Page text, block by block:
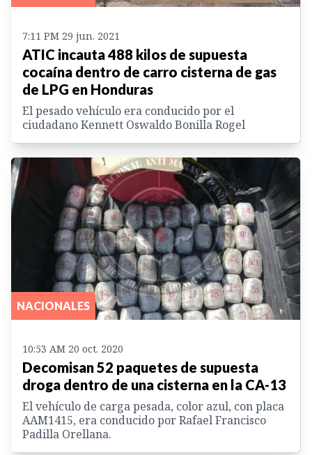
7:11 PM 29 jun. 2021
ATIC incauta 488 kilos de supuesta
cocaína dentro de carro cisterna de gas
de LPG en Honduras
El pesado vehículo era conducido por el
ciudadano Kennett Oswaldo Bonilla Rogel
NACIONALES
10:53 AM 20 oct. 2020
Decomisan 52 paquetes de supuesta
droga dentro de una cisterna en la CA-13
El vehículo de carga pesada, color azul, con placa
AAM1415, era conducido por Rafael Francisco
Padilla Orellana.